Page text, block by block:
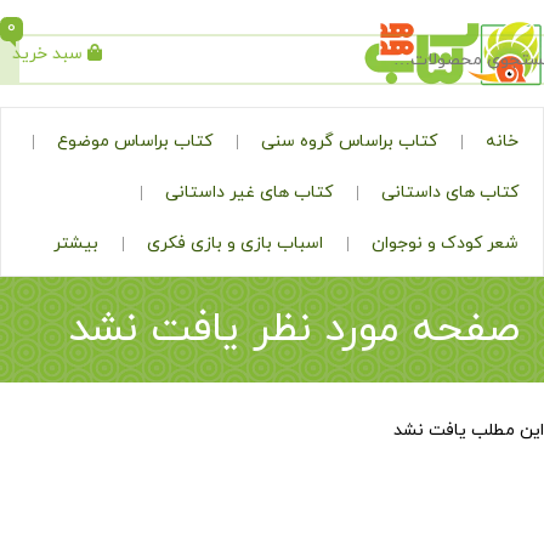
جستجو سبد خرید
0
کتاب براساس گروه سنی کتاب براساس موضوع
داستانی کتاب های غیر داستانی
و نوجوان اسباب بازی و بازی فکری بیشتر
مورد نظر یافت نشد
نشد